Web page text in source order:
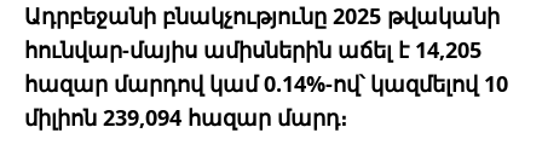
Ադրբեջանի բնակչությունը 2025 թվականի
հունվար-մայիս ամիսներին աճել է 14,205
հազար մարդով կամ 0.14%-ով՝ կազմելով 10
միլիոն 239,094 հազար մարդ։